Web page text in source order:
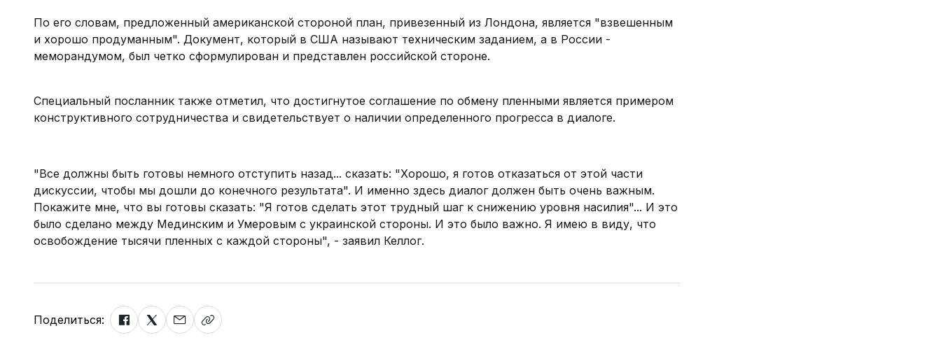
По его словам, предложенный американской стороной план, привезенный из Лондона, является "взвешенным
и хорошо продуманным". Документ, который в США называют техническим заданием, а в России -
меморандумом, был четко сформулирован и представлен российской стороне.
Специальный посланник также отметил, что достигнутое соглашение по обмену пленными является примером
конструктивного сотрудничества и свидетельствует о наличии определенного прогресса в диалоге.
"Все должны быть готовы немного отступить назад... сказать: "Хорошо, я готов отказаться от этой части
дискуссии, чтобы мы дошли до конечного результата". И именно здесь диалог должен быть очень важным.
Покажите мне, что вы готовы сказать: "Я готов сделать этот трудный шаг к снижению уровня насилия"... И это
было сделано между Мединским и Умеровым с украинской стороны. И это было важно. Я имею в виду, что
освобождение тысячи пленных с каждой стороны", - заявил Келлог.
Поделиться: